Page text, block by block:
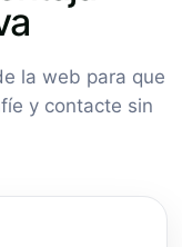
la web para que
y contacte sin